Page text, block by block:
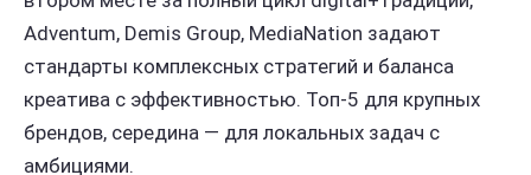
Adventum, Demis Group, MediaNation задают
стандарты комплексных стратегий и баланса
креатива с эффективностью. Топ-5 для крупных
брендов, середина — для локальных задач с
амбициями.